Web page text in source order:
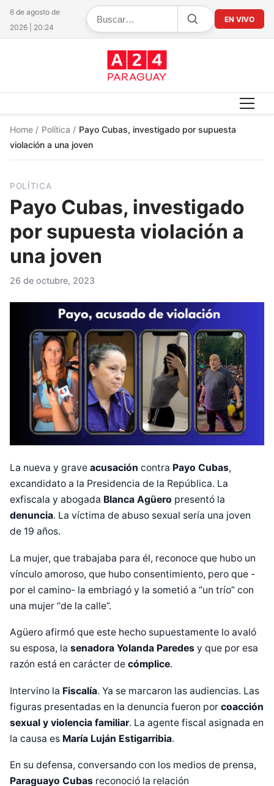
6 de agosto de
2026 | 20:24
EN VIVO
Home / Política / Payo Cubas, investigado por supuesta
violación a una joven
POLÍTICA
Payo Cubas, investigado
por supuesta violación a
una joven
26 de octubre, 2023
La nueva y grave acusación contra Payo Cubas,
excandidato a la Presidencia de la República. La
exfiscala y abogada Blanca Agüero presentó la
denuncia. La víctima de abuso sexual sería una joven
de 19 años.
La mujer, que trabajaba para él, reconoce que hubo un
vínculo amoroso, que hubo consentimiento, pero que -
por el camino- la embriagó y la sometió a “un trío” con
una mujer “de la calle”.
Agüero afirmó que este hecho supuestamente lo avaló
su esposa, la senadora Yolanda Paredes y que por esa
razón está en carácter de cómplice.
Intervino la Fiscalía. Ya se marcaron las audiencias. Las
figuras presentadas en la denuncia fueron por coacción
sexual y violencia familiar. La agente fiscal asignada en
la causa es María Luján Estigarribia.
En su defensa, conversando con los medios de prensa,
Paraguayo Cubas reconoció la relación